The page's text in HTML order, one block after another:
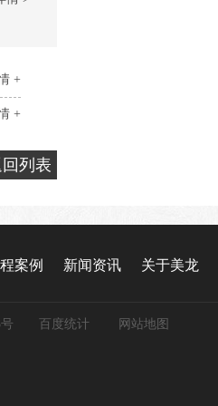
+
+
列表
案例 新闻资讯 关于美龙
百度统计 网站地图